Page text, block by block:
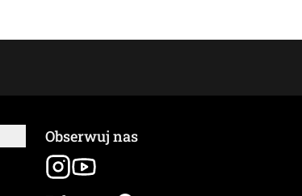
Obserwuj nas